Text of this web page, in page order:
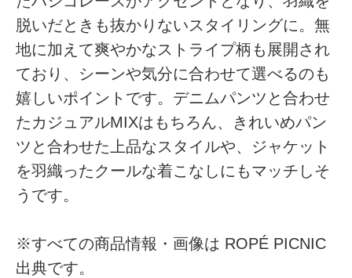
脱いだときも抜かりないスタイリングに。無
地に加えて爽やかなストライプ柄も展開され
ており、シーンや気分に合わせて選べるのも
嬉しいポイントです。デニムパンツと合わせ
たカジュアルMIXはもちろん、きれいめパン
ツと合わせた上品なスタイルや、ジャケット
を羽織ったクールな着こなしにもマッチしそ
うです。
※すべての商品情報・画像は ROPÉ PICNIC
出典です。